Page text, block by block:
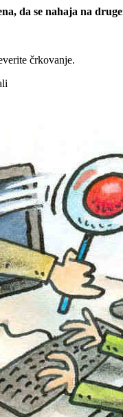
da se nahaja na
črkovanje.